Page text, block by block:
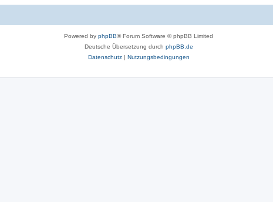
Powered by phpBB® Forum Software © phpBB Limited
Deutsche Übersetzung durch phpBB.de
Datenschutz| Nutzungsbedingungen